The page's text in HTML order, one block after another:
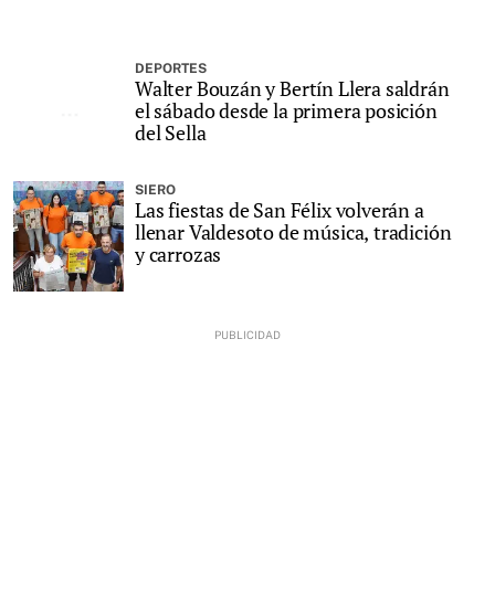
DEPORTES
Walter Bouzán y Bertín Llera saldrán
el sábado desde la primera posición
del Sella
SIERO
Las fiestas de San Félix volverán a
llenar Valdesoto de música, tradición
y carrozas